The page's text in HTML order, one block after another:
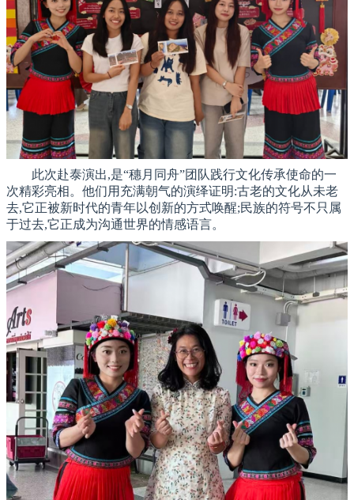
此次赴泰演出,是“穗月同舟”团队践行文化传承使命的一
次精彩亮相。他们用充满朝气的演绎证明:古老的文化从未老
去,它正被新时代的青年以创新的方式唤醒;民族的符号不只属
于过去,它正成为沟通世界的情感语言。